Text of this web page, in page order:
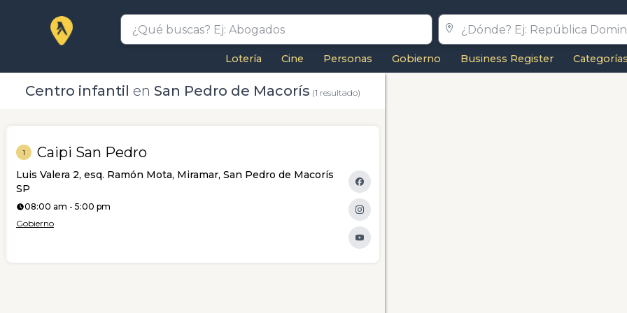
Lotería Cine Personas Gobierno Business Register
Centro infantil en San Pedro de Macorís (1 resultado)
1 Caipi San Pedro
Luis Valera 2, esq. Ramón Mota, Miramar, San Pedro de Macorís
SP
08:00 am - 5:00 pm
Gobierno